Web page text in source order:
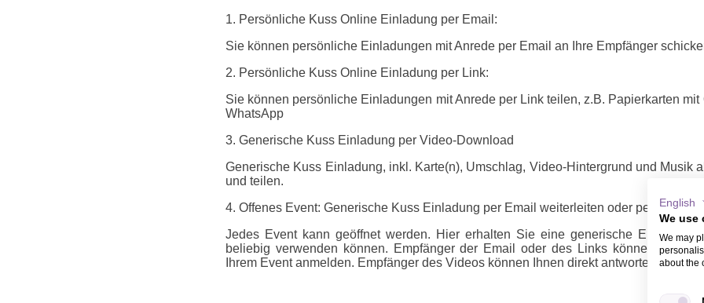
1. Persönliche Kuss Online Einladung per Email:
Sie können persönliche Einladungen mit Anrede per Email an Ihre Empfänger
2. Persönliche Kuss Online Einladung per Link:
Sie können persönliche Einladungen mit Anrede per Link teilen, z.B. Papierkarten
WhatsApp
3. Generische Kuss Einladung per Video-Download
Generische Kuss Einladung, inkl. Karte(n), Umschlag, Video-Hintergrund und Musik
und teilen.
4. Offenes Event: Generische Kuss Einladung per Email weiterleiten oder per Link /
Jedes Event kann geöffnet werden. Hier erhalten Sie eine generische Email
beliebig verwenden können. Empfänger der Email oder des Links können sich
Ihrem Event anmelden. Empfänger des Videos können Ihnen direkt antworten, z.B.
English
We use
We may
about the